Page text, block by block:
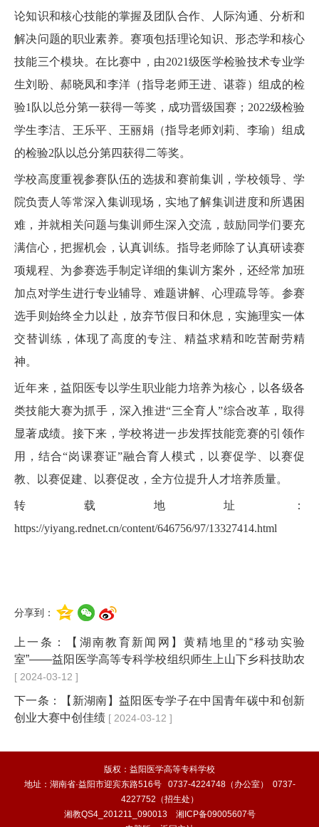
论知识和核心技能的掌握及团队合作、人际沟通、分析和
解决问题的职业素养。赛项包括理论知识、形态学和核心
技能三个模块。在比赛中，由2021级医学检验技术专业学
生刘盼、郝晓凤和李洋（指导老师王进、谌蓉）组成的检
验1队以总分第一获得一等奖，成功晋级国赛；2022级检验
学生李洁、王乐平、王丽娟（指导老师刘莉、李瑜）组成
的检验2队以总分第四获得二等奖。
学校高度重视参赛队伍的选拔和赛前集训，学校领导、学
院负责人等常深入集训现场，实地了解集训进度和所遇困
难，并就相关问题与集训师生深入交流，鼓励同学们要充
满信心，把握机会，认真训练。指导老师除了认真研读赛
项规程、为参赛选手制定详细的集训方案外，还经常加班
加点对学生进行专业辅导、难题讲解、心理疏导等。参赛
选手则始终全力以赴，放弃节假日和休息，实施理实一体
交替训练，体现了高度的专注、精益求精和吃苦耐劳精
神。
近年来，益阳医专以学生职业能力培养为核心，以各级各
类技能大赛为抓手，深入推进“三全育人”综合改革，取得
显著成绩。接下来，学校将进一步发挥技能竞赛的引领作
用，结合“岗课赛证”融合育人模式，以赛促学、以赛促
教、以赛促建、以赛促改，全方位提升人才培养质量。
转载地址：
https://yiyang.rednet.cn/content/646756/97/13327414.html
分享到：
上一条：
【湖南教育新闻网】黄精地里的“移动实验
室”——益阳医学高等专科学校组织师生上山下乡科技助农
[ 2024-03-12 ]
下一条：
【新湖南】益阳医专学子在中国青年碳中和创新
创业大赛中创佳绩 [ 2024-03-12 ]
版权：益阳医学高等专科学校
地址：湖南省·益阳市迎宾东路516号 0737-4224748（办公室） 0737-
4227752（招生处）
湘教QS4_201211_090013 湘ICP备09005607号